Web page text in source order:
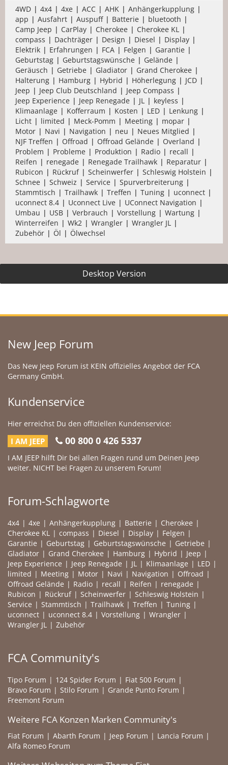
4WD 4x4 4xe ACC AHK
Anhängerkupplung
app
Ausfahrt Auspuff Batterie
bluetooth
Camp Jeep
CarPlay Cherokee
Cherokee KL
compass
Dachträger Design Diesel
Display
Elektrik
Erfahrungen FCA Felgen
Garantie
Geburtstag
Geburtstagswünsche
Gelände
Geräusch
Getriebe Gladiator
Grand Cherokee
Halterung
Hamburg Hybrid Höherlegung
JCD
Jeep
Jeep Club Deutschland
Jeep Compass
Jeep Experience
Jeep Renegade JL
keyless
Klimaanlage
Kofferraum Kosten LED
Lenkung
Licht
limited Meck-Pomm Meeting
mopar
Motor
Navi Navigation neu
Neues Mitglied
NJF Treffen
Offroad Offroad Gelände
Overland
Problem
Probleme Produktion Radio
recall
Reifen
renegade Renegade Trailhawk
Reparatur
Rubicon
Rückruf Scheinwerfer
Schleswig Holstein
Schnee
Schweiz Service
Spurverbreiterung
Stammtisch
Trailhawk Treffen Tuning
uconnect
uconnect 8.4
Uconnect Live
UConnect Navigation
Umbau
USB Verbrauch Vorstellung
Wartung
Winterreifen
Wk2 Wrangler
Wrangler JL
Zubehör
Öl Ölwechsel
Desktop Version
New Jeep Forum
Das New Jeep Forum ist KEIN offizielles Angebot der FCA
Germany GmbH.
Kundenservice
Hier erreichst Du den offiziellen Kundenservice:
I AM JEEP 00 800 0 426 5337
I AM JEEP hilft Dir bei allen Fragen rund um Deinen Jeep
weiter. NICHT bei Fragen zu unserem Forum!
Forum-Schlagworte
4x4 4xe Anhängerkupplung Batterie
Cherokee
Cherokee KL
compass Diesel Display
Felgen
Garantie
Geburtstag Geburtstagswünsche
Getriebe
Gladiator
Grand Cherokee Hamburg Hybrid
Jeep
Jeep Experience
Jeep Renegade JL Klimaanlage
LED
limited
Meeting Motor Navi Navigation
Offroad
Offroad Gelände
Radio recall Reifen
renegade
Rubicon
Rückruf Scheinwerfer
Schleswig Holstein
Service
Stammtisch Trailhawk Treffen
Tuning
uconnect
uconnect 8.4 Vorstellung
Wrangler
Wrangler JL
Zubehör
FCA Community's
Tipo Forum 124 Spider Forum
Fiat 500 Forum
Bravo Forum
Stilo Forum
Grande Punto Forum
Freemont Forum
Weitere FCA Konzen Marken Community's
Fiat Forum Abarth Forum Jeep Forum
Lancia Forum
Alfa Romeo Forum